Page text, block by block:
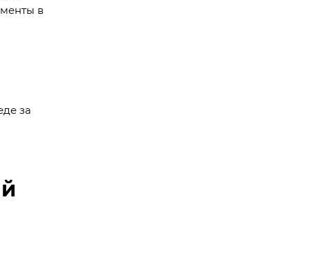
в
за